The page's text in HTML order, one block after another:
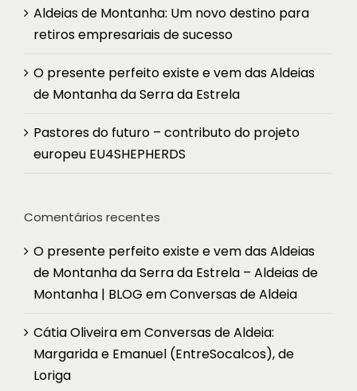
Aldeias de Montanha: Um novo destino para
retiros empresariais de sucesso
O presente perfeito existe e vem das Aldeias
de Montanha da Serra da Estrela
Pastores do futuro – contributo do projeto
europeu EU4SHEPHERDS
Comentários recentes
O presente perfeito existe e vem das Aldeias
de Montanha da Serra da Estrela – Aldeias de
Montanha | BLOG emConversas de Aldeia
Cátia OliveiraemConversas de Aldeia:
Margarida e Emanuel (EntreSocalcos), de
Loriga